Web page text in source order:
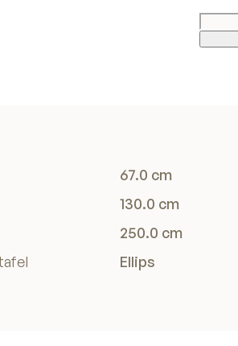
67.0 cm
130.0 cm
250.0 cm
Ellips